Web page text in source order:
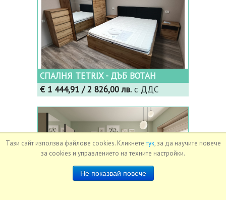
СПАЛНЯ TETRIX - ДЪБ ВОТАН
€ 1 444,91 / 2 826,00 лв. с ДДС
Тази сайт използва файлове cookies. Кликнететук, за да научите повече
за cookies и управлението на техните настройки.
Не показвай повече